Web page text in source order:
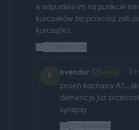
a odpi.rdala im na punkcie
kurczaków bo przecież
kurczątko.
E evender 🏹 Łowca 2
zmień kochasia A1...
demencja już
synapsy